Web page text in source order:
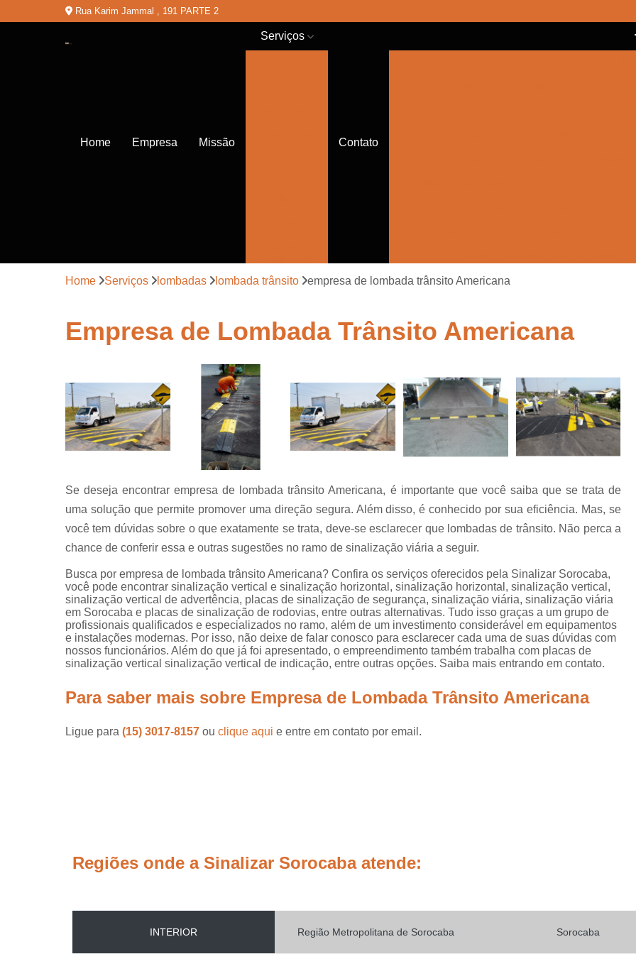
Rua Karim Jammal , 191 PARTE 2
Home Empresa Missão
Serviços
Placas de
segurança
para rodovia
Sinalização
de obra
Sinalização
horizontal
Sinalização
viária
Sinalizações
verticais
Tachões
Contato
Cone Sinalizador de Trânsito
Empresa de Sinalização de Rodovias
Empresa de Sinalização Vertical
Empresa Sinalização de Trânsito
Lombada com Faixa de Pedestre
Lombada de Rua
Lombada
Lombada Trânsito
Pintura de
Pintura de Sinalização Tipo Viária
Pintura Placa de Sinalização
Pintura
Pintura Sinalização de Trânsito
Pintura Sinalização Tipo
Placa de Sinalização de Segurança
Placas de Sinalização de
Placas de Sinalização de
Placas de
Placas de
Placas de Sinalização
Placas de Sinalização
Placas Sinalização Rodovia
Home Serviços lombadas lombada trânsito empresa de lombada trânsito Americana
Empresa de Lombada Trânsito Americana
Se deseja encontrar empresa de lombada trânsito Americana, é importante que você saiba que se trata de
uma solução que permite promover uma direção segura. Além disso, é conhecido por sua eficiência. Mas, se
você tem dúvidas sobre o que exatamente se trata, deve-se esclarecer que lombadas de trânsito. Não perca a
chance de conferir essa e outras sugestões no ramo de sinalização viária a seguir.
Busca por empresa de lombada trânsito Americana? Confira os serviços oferecidos pela Sinalizar Sorocaba,
você pode encontrar sinalização vertical e sinalização horizontal, sinalização horizontal, sinalização vertical,
sinalização vertical de advertência, placas de sinalização de segurança, sinalização viária, sinalização viária
em Sorocaba e placas de sinalização de rodovias, entre outras alternativas. Tudo isso graças a um grupo de
profissionais qualificados e especializados no ramo, além de um investimento considerável em equipamentos
e instalações modernas. Por isso, não deixe de falar conosco para esclarecer cada uma de suas dúvidas com
nossos funcionários. Além do que já foi apresentado, o empreendimento também trabalha com placas de
sinalização vertical sinalização vertical de indicação, entre outras opções. Saiba mais entrando em contato.
Para saber mais sobre Empresa de Lombada Trânsito Americana
Ligue para (15) 3017-8157 ou clique aqui e entre em contato por email.
Regiões onde a Sinalizar Sorocaba atende:
INTERIOR Região Metropolitana de Sorocaba Sorocaba